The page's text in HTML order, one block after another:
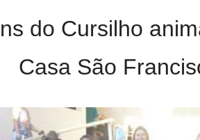
do Cursilho
Casa São